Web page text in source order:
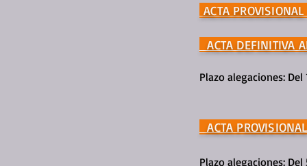
ACTA
ACTA DEFINITIVA
Plazo alegaciones:
ACTA
Plazo alegaciones: